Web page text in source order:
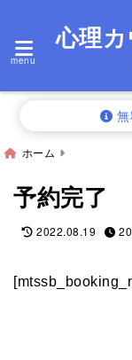
menu
心理
ホーム
予約完了
2022.08.19